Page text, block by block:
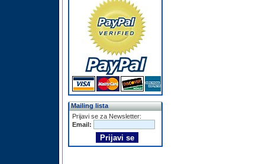
Mailing lista
Prijavi se za Newsletter:
Email: